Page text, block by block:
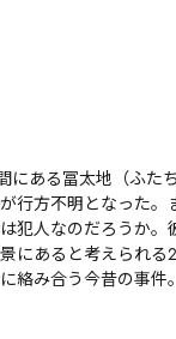
にある冨太地（ふ
行方不明となった
犯人なのだろうか
にあると考えられ
み合う今昔の事件